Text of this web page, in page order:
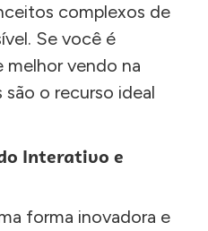
complexos de
Se você é
melhor vendo na
o recurso ideal
Interativo e
forma inovadora e